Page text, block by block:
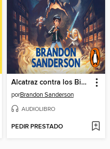
Alcatraz contra los Bibliotecarios Malvados
porBrandon Sanderson
AUDIOLIBRO
PEDIR PRESTADO